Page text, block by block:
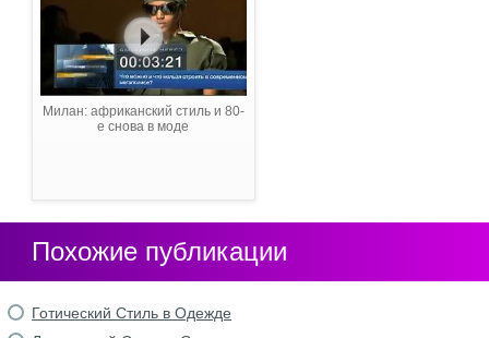
Милан: африканский стиль и 80-
е снова в моде
Похожие публикации
Готический Стиль в Одежде